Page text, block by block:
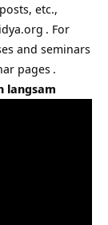
etc.,
. For
and seminars
pages .
langsam